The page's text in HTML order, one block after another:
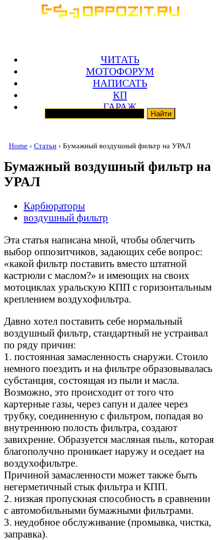
ЧИТАТЬ
МОТОФОРУМ
НАПИСАТЬ
КП
ГАРАЖ
Home › Статьи › Бумажный воздушный фильтр на УРАЛ
Бумажный воздушный фильтр на
УРАЛ
Карбюраторы
воздушный фильтр
Эта статья написана мной, чтобы облегчить
выбор оппозитчиков, задающих себе вопрос:
«какой фильтр поставить вместо штатной
кастрюли с маслом?» и имеющих на своих
мотоциклах уральскую КПП с горизонтальным
креплением воздухофильтра.
Давно хотел поставить себе нормальный
воздушный фильтр, стандартный не устраивал
по ряду причин:
1. постоянная замасленность снаружи. Стоило
немного поездить и на фильтре образовывалась
субстанция, состоящая из пыли и масла.
Возможно, это происходит от того что
картерные газы, через сапун и далее через
трубку, соединенную с фильтром, попадая во
внутреннюю полость фильтра, создают
завихрение. Образуется масляная пыль, которая
благополучно проникает наружу и оседает на
воздухофильтре.
Причиной замасленности может также быть
негерметичный стык фильтра и КПП.
2. низкая пропускная способность в сравнении
с автомобильными бумажными фильтрами.
3. неудобное обслуживание (промывка, чистка,
заправка).